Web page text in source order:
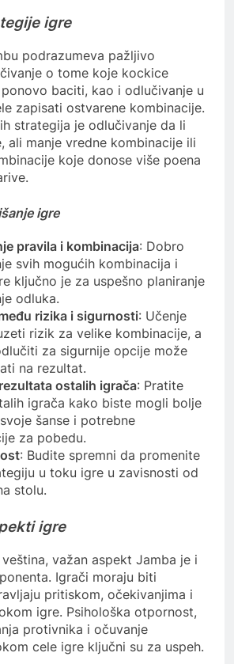
igre
podrazumeva pažljivo
o tome koje kockice
baciti, kao i odlučivanje u
zapisati ostvarene kombinacije.
strategija je odlučivanje da li
ali manje vredne kombinacije ili
koje donose više poena
igre
pravila i kombinacija: Dobro
svih mogućih kombinacija i
ključno je za uspešno planiranje
odluka.
rizika i sigurnosti: Učenje
rizik za velike kombinacije, a
za sigurnije opcije može
na rezultat.
ostalih igrača: Pratite
igrača kako biste mogli bolje
šanse i potrebne
za pobedu.
: Budite spremni da promenite
u toku igre u zavisnosti od
stolu.
igre
važan aspekt Jamba je i
Igrači moraju biti
pritiskom, očekivanjima i
igre. Psihološka otpornost,
protivnika i očuvanje
cele igre ključni su za uspeh.